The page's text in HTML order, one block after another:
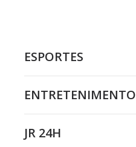
ESPORTES
ENTRETENIMENTO
JR 24H